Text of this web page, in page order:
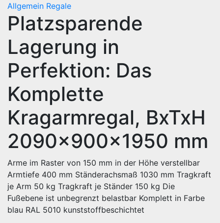
Allgemein Regale
Platzsparende
Lagerung in
Perfektion: Das
Komplette
Kragarmregal, BxTxH
2090x900x1950 mm
Arme im Raster von 150 mm in der Höhe verstellbar
Armtiefe 400 mm Ständerachsmaß 1030 mm Tragkraft
je Arm 50 kg Tragkraft je Ständer 150 kg Die
Fußebene ist unbegrenzt belastbar Komplett in Farbe
blau RAL 5010 kunststoffbeschichtet